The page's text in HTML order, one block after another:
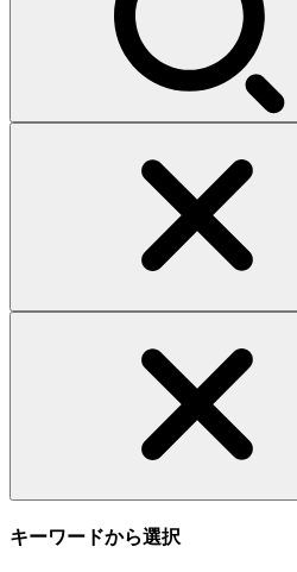
キーワードから選択